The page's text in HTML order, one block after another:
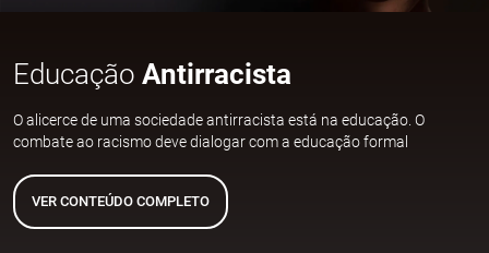
Educação Antirracista
O alicerce de uma sociedade antirracista está na educação. O
combate ao racismo deve dialogar com a educação formal
VER CONTEÚDO COMPLETO